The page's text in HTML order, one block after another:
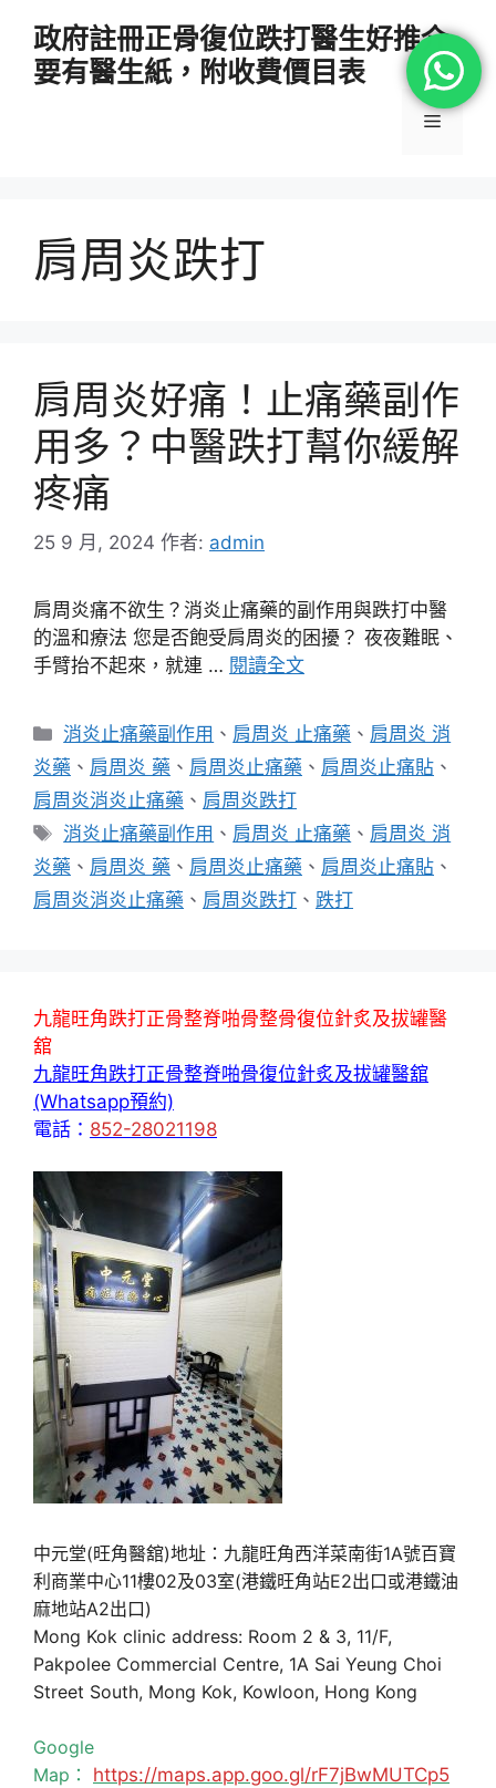
政府註冊正骨復位跌打醫生好推介
要有醫生紙，附收費價目表
選
肩周炎跌打
肩周炎好痛！止痛藥副作
用多？中醫跌打幫你緩解
疼痛
25 9 月, 2024 作者: admin
肩周炎痛不欲生？消炎止痛藥的副作用與跌打中醫
的溫和療法 您是否飽受肩周炎的困擾？ 夜夜難眠、
手臂抬不起來，就連 … 閱讀全文
分
類
消炎止痛藥副作用 、 肩周炎 止痛藥 、 肩周炎 消
炎藥 、 肩周炎 藥 、 肩周炎止痛藥 、 肩周炎止痛貼 、
肩周炎消炎止痛藥 、 肩周炎跌打
標
籤
消炎止痛藥副作用 、 肩周炎 止痛藥 、 肩周炎 消
炎藥 、 肩周炎 藥 、 肩周炎止痛藥 、 肩周炎止痛貼 、
肩周炎消炎止痛藥 、 肩周炎跌打 、 跌打
九龍旺角跌打正骨整脊啪骨整骨復位針炙及拔罐醫
舘
九龍旺角跌打正骨整脊啪骨復位針炙及拔罐醫舘
(Whatsapp預約)
電話： 852-28021198
中元堂(旺角醫舘)地址：九龍旺角西洋菜南街1A號百寶
利商業中心11樓02及03室(港鐵旺角站E2出口或港鐵油
麻地站A2出口)
Mong Kok clinic address: Room 2 & 3, 11/F,
Pakpolee Commercial Centre, 1A Sai Yeung Choi
Street South, Mong Kok, Kowloon, Hong Kong
Google
Map： https://maps.app.goo.gl/rF7jBwMUTCp5